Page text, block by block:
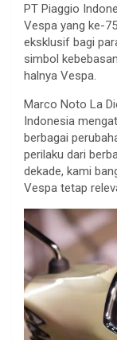
PT Piaggio
Vespa yang ke-
eksklusif bagi
simbol
halnya Vespa.
Marco Noto La
Indonesia
berbagai
perilaku dari
dekade, kami
Vespa tetap